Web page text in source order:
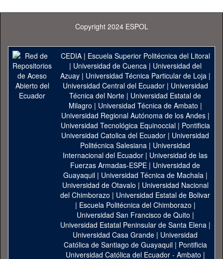
Copyright 2024 ESPOL
CEDIA| Escuela Superior Politécnica del Litoral
| Universidad de Cuenca| Universidad del
Azuay| Universidad Técnica Particular de Loja|
Universidad Central del Ecuador| Universidad
Técnica del Norte | Universidad Estatal de
Milagro | Universidad Técnica de Ambato |
Universidad Regional Autónoma de los Andes|
Universidad Tecnológica Equinoccial| Pontificia
Universidad Catolica del Ecuador | Universidad
Politécnica Salesiana | Universidad
Internacional del Ecuador | Universidad de las
Fuerzas Armadas-ESPE | Universidad de
Guayaquil| Universidad Técnica de Machala|
Universidad de Otavalo | Universidad Nacional
del Chimborazo | Universidad Estatal de Bolivar
| Escuela Politécnica del Chimborazo |
Universidad San Francisco de Quito |
Universidad Estatal Peninsular de Santa Elena|
Universidad Casa Grande | Universidad
Católica de Santiago de Guayaquil| Pontificia
Universidad Católica del Ecuador - Ambato |